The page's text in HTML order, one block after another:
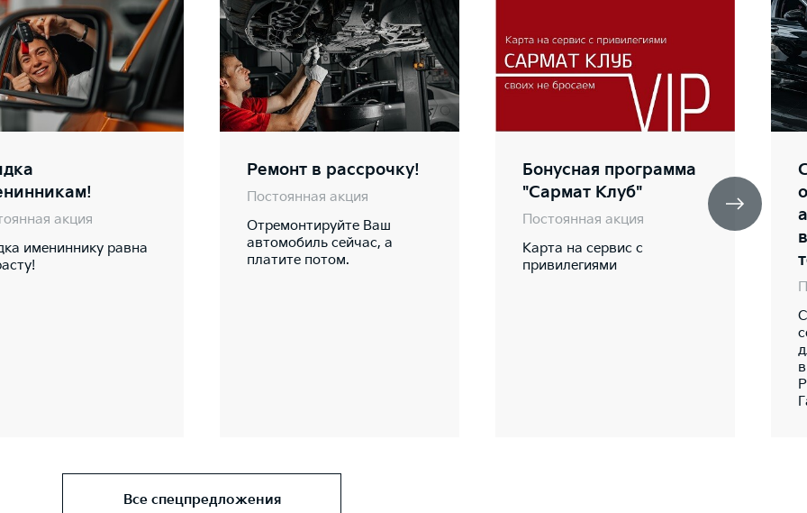
акция
имениннику равна
Ремонт в рассрочку!
Постоянная акция
Отремонтируйте Ваш
автомобиль сейчас, а
платите потом.
Бонусная программа
"Сармат Клуб"
Постоянная акция
Карта на сервис с
привилегиями
Все спецпредложения